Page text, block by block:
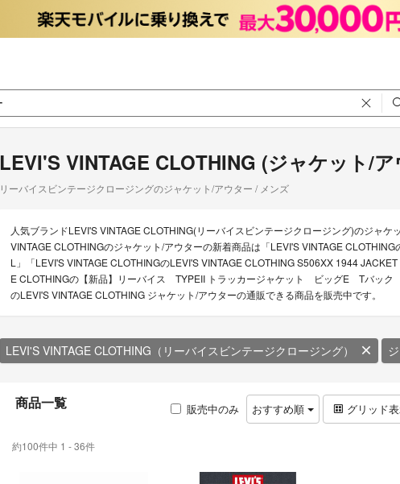
LEVI'S VINTAGE CLOTHING (ジャケット/
リーバイスビンテージクロージングのジャケット/アウター / メンズ
人気ブランドLEVI'S VINTAGE CLOTHING(リーバイスビンテージクロージング)のジャ
VINTAGE CLOTHINGのジャケット/アウターの新着商品は「LEVI'S VINTAGE
L」「LEVI'S VINTAGE CLOTHINGのLEVI'S VINTAGE CLOTHING S506XX 1944
E CLOTHINGの【新品】リーバイス TYPEII トラッカージャケット ビッグE Tバック
のLEVI'S VINTAGE CLOTHING ジャケット/アウターの通販できる商品を販売中です。
LEVI'S VINTAGE CLOTHING（リーバイスビンテージクロージング）
商品一覧 販売中のみ おすすめ順 グリッド
約100件中 1 - 36件